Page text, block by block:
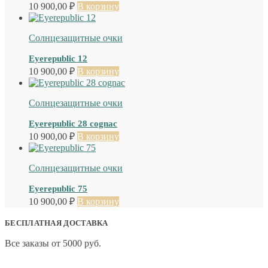
10 900,00 ₽ В корзину
Солнцезащитные очки
Eyerepublic 12
10 900,00 ₽ В корзину
Солнцезащитные очки
Eyerepublic 28 cognac
10 900,00 ₽ В корзину
Солнцезащитные очки
Eyerepublic 75
10 900,00 ₽ В корзину
БЕСПЛАТНАЯ ДОСТАВКА
Все заказы от 5000 руб.